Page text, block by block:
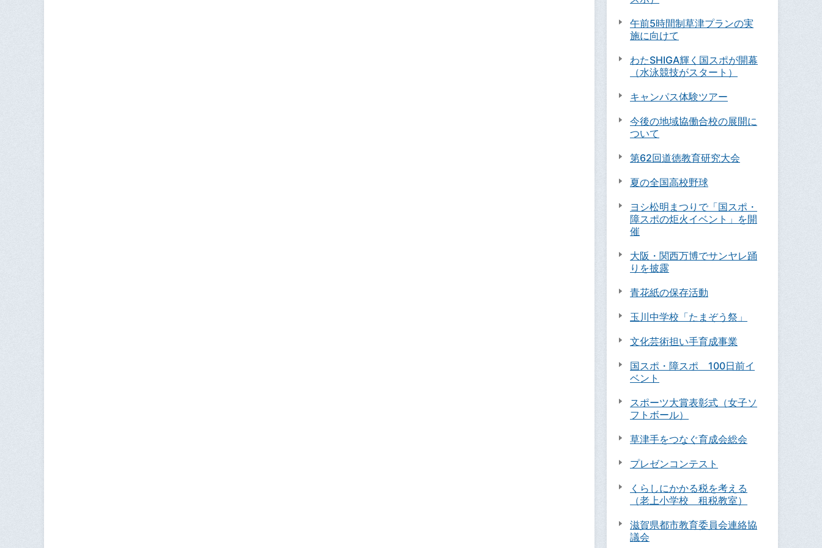
午前5時間制草津プランの実
施に向けて
わたSHIGA輝く国スポが開幕
（水泳競技がスタート）
キャンパス体験ツアー
今後の地域協働合校の展開に
ついて
第62回道徳教育研究大会
夏の全国高校野球
ヨシ松明まつりで「国スポ・
障スポの炬火イベント」を開
催
大阪・関西万博でサンヤレ踊
りを披露
青花紙の保存活動
玉川中学校「たまぞう祭」
文化芸術担い手育成事業
国スポ・障スポ 100日前イ
ベント
スポーツ大賞表彰式（女子ソ
フトボール）
草津手をつなぐ育成会総会
プレゼンコンテスト
くらしにかかる税を考える
（老上小学校 租税教室）
滋賀県都市教育委員会連絡協
議会